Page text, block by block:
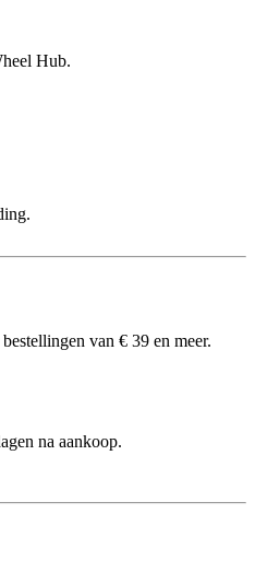
Hub.
van € 39 en meer.
na aankoop.